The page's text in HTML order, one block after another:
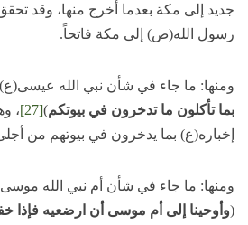
جديد إلى مكة بعدما أخرج منها، وقد تحقق
رسول الله(ص) إلى مكة فاتحاً.
ومنها: ما جاء في شأن نبي الله
بما تأكلون ما تدخرون في بيوتكم)
[27]
،
إخباره(ع) بما يدخرون في بيوتهم من
ومنها: ما جاء في شأن أم نبي الله
(وأوحينا إلى أم موسى أن ارضعيه فإذا